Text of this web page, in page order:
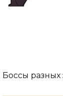
Боссы разных